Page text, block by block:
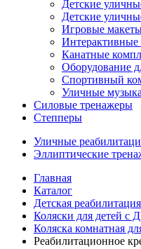
Детские
Детские
Игровые
Интерактивные
Канатные
Оборудование
Спортивный
Уличные
Силовые тренажеры
Степперы
Уличные
Эллиптические
Главная
Каталог
Детская реабилитация
Коляски для детей с
Коляска комнатная
Реабилитационное